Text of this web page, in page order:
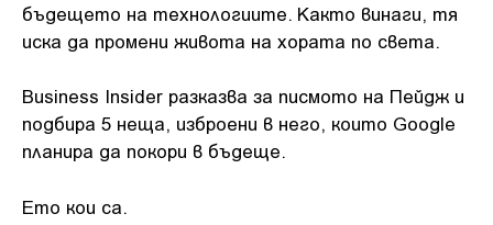
бъдещето на технологиите. Както винаги, тя
иска да промени живота на хората по света.
Business Insider разказва за писмото на Пейдж и
подбира 5 неща, изброени в него, които Google
планира да покори в бъдеще.
Ето кои са.